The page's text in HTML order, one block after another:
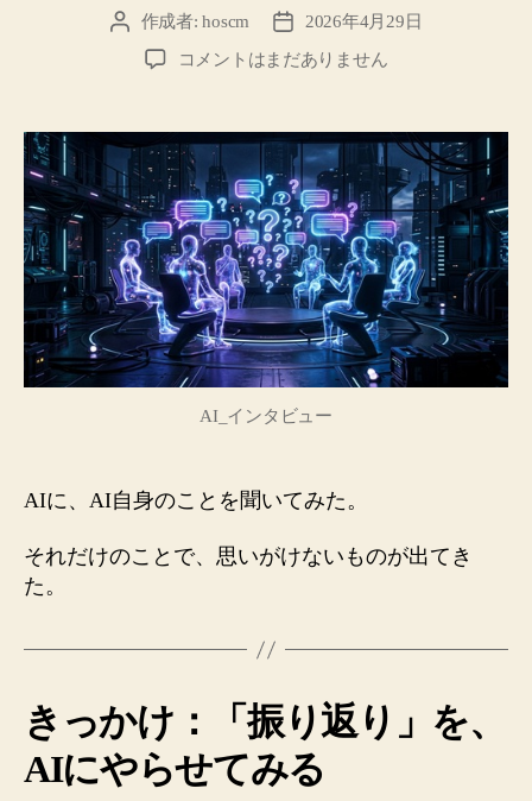
投
作成者:hoscm
投
稿
日
2026年4月29日
AI
分
の
失
敗
を
「恥
部」
と
呼
ん
──AI
に
ン
た
日
に、
起
コメントはまだありません
AI_インタビュー
AIに、AI自身のことを聞いてみた。
それだけのことで、思いがけないものが出てき
た。
きっかけ：「振り返り」を、
AIにやらせてみる